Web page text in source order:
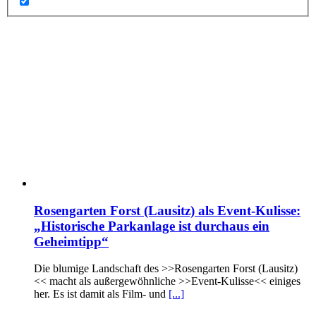
Rosengarten Forst (Lausitz) als Event-Kulisse:
„Historische Parkanlage ist durchaus ein
Geheimtipp“
Die blumige Landschaft des >>Rosengarten Forst (Lausitz)
<< macht als außergewöhnliche >>Event-Kulisse<< einiges
her. Es ist damit als Film- und [...]